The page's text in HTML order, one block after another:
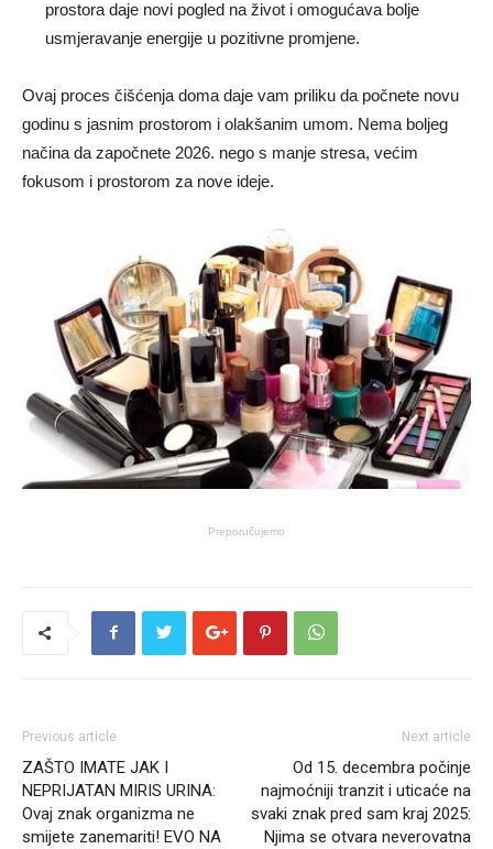
prostora daje novi pogled na život i omogućava bolje
usmjeravanje energije u pozitivne promjene.
Ovaj proces čišćenja doma daje vam priliku da počnete novu
godinu s jasnim prostorom i olakšanim umom. Nema boljeg
načina da započnete 2026. nego s manje stresa, većim
fokusom i prostorom za nove ideje.
Preporučujemo
Previous article
ZAŠTO IMATE JAK I
NEPRIJATAN MIRIS URINA:
Ovaj znak organizma ne
smijete zanemariti! EVO NA
Next article
Od 15. decembra počinje
najmoćniji tranzit i uticaće na
svaki znak pred sam kraj 2025:
Njima se otvara neverovatna